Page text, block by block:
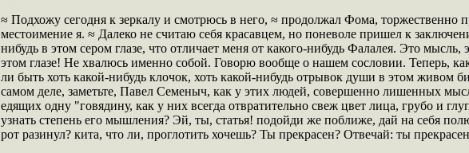
≈ Подхожу сегодня к зеркалу и смотрюсь в него, ≈ продолжал Фома, торжественно
местоимение я. ≈ Далеко не считаю себя красавцем, но поневоле пришел к
нибудь в этом сером глазе, что отличает меня от какого-нибудь Фалалея. Это мысль,
этом глазе! Не хвалюсь именно собой. Говорю вообще о нашем сословии. Теперь,
ли быть хоть какой-нибудь клочок, хоть какой-нибудь отрывок души в этом живом
самом деле, заметьте, Павел Семеныч, как у этих людей, совершенно лишенных
едящих одну "говядину, как у них всегда отвратительно свеж цвет лица, грубо и
узнать степень его мышления? Эй, ты, статья! подойди же поближе, дай на себя
рот разинул? кита, что ли, проглотить хочешь? Ты прекрасен? Отвечай: ты